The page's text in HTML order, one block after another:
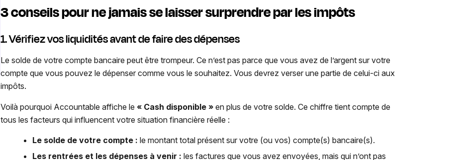
3 conseils pour ne jamais se laisser surprendre par les impôts
1. Vérifiez vos liquidités avant de faire des dépenses
Le solde de votre compte bancaire peut être trompeur. Ce n’est pas parce que vous avez de l’argent sur votre
compte que vous pouvez le dépenser comme vous le souhaitez. Vous devrez verser une partie de celui-ci aux
impôts.
Voilà pourquoi Accountable affiche le« Cash disponible » en plus de votre solde. Ce chiffre tient compte de
tous les facteurs qui influencent votre situation financière réelle :
Le solde de votre compte : le montant total présent sur votre (ou vos) compte(s) bancaire(s).
Les rentrées et les dépenses à venir :les factures que vous avez envoyées, mais qui n’ont pas